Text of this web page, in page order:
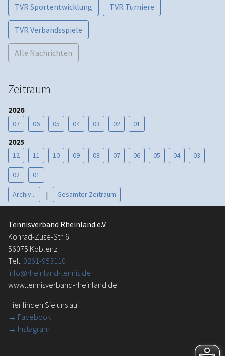
TVR Sportentwicklung TVR Turniere
TVR Verbandsspiele
Alle Nachrichten
Zeitraum
2026
07 06 05 04 03 02 01
2025
12 11 10 09 08 07 06 05 04 03
02 01
Archiv... | Gesamter Zeitraum
Tennisverband Rheinland e.V.
Konrad-Zuse-Str. 6
56075 Koblenz
Tel.: 0261-953110
info@rheinland-tennis.de
www.tennisverband-rheinland.de
Hier finden Sie uns auf
→ Facebook
→ Instagram